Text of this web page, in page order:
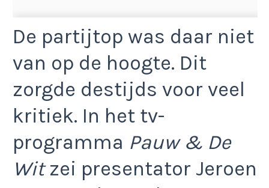
De partijtop was daar niet
van op de hoogte. Dit
zorgde destijds voor veel
kritiek. In het tv-
programma Pauw & De
Witzei presentator Jeroen